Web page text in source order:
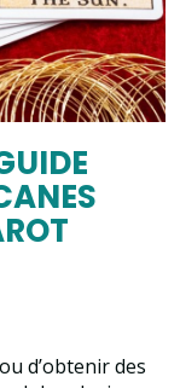
d’obtenir des